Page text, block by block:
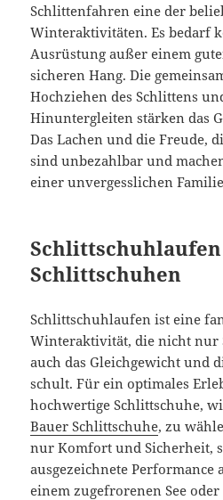
Schlittenfahren eine der
Winteraktivitäten. Es bedarf
Ausrüstung außer einem
sicheren Hang. Die
Hochziehen des Schlittens
Hinuntergleiten stärken das
Das Lachen und die Freude,
sind unbezahlbar und
einer unvergesslichen
Schlittschuhen
Schlittschuhlaufen ist eine
Winteraktivität, die nicht nur
auch das Gleichgewicht und
schult. Für ein optimales
hochwertige Schlittschuhe,
Bauer Schlittschuhe, zu
nur Komfort und Sicherheit,
ausgezeichnete Performance
einem zugefrorenen See